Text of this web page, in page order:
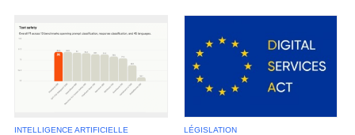
INTELLIGENCE ARTIFICIELLE LÉGISLATION